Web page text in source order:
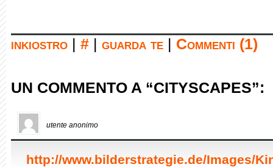
inkiostro # guarda te Commenti (1)
UN COMMENTO A “CITYSCAPES”:
utente anonimo
http://www.bilderstrategie.de/Images/